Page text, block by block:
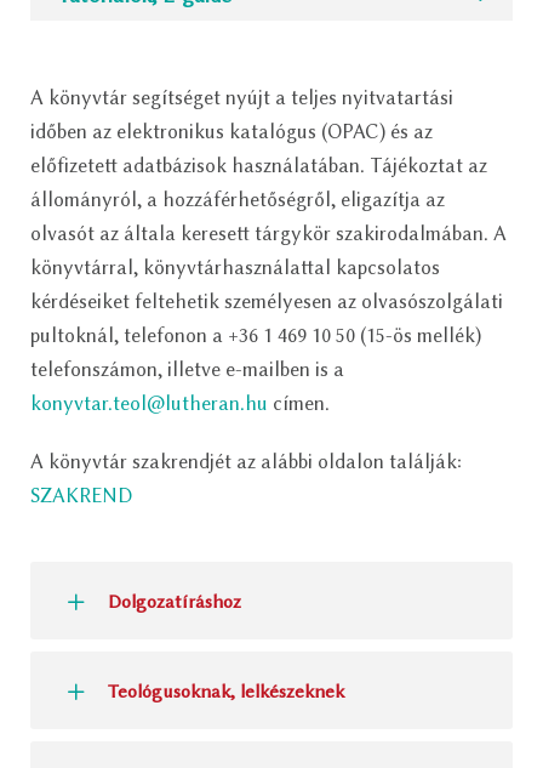
A könyvtár segítséget nyújt a teljes nyitvatartási
időben az elektronikus katalógus (OPAC) és az
előfizetett adatbázisok használatában. Tájékoztat az
állományról, a hozzáférhetőségről, eligazítja az
olvasót az általa keresett tárgykör szakirodalmában. A
könyvtárral, könyvtárhasználattal kapcsolatos
kérdéseiket feltehetik személyesen az olvasószolgálati
pultoknál, telefonon a +36 1 469 10 50 (15-ös mellék)
telefonszámon, illetve e-mailben is a
konyvtar.teol@lutheran.hu címen.
A könyvtár szakrendjét az alábbi oldalon találják:
SZAKREND
Dolgozatíráshoz
Teológusoknak, lelkészeknek